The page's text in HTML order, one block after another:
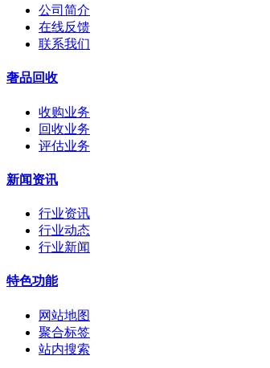
公司简介
在线反馈
联系我们
奢品回收
收购业务
回收业务
评估业务
新闻资讯
行业资讯
行业动态
行业新闻
特色功能
网站地图
聚合标签
站内搜索